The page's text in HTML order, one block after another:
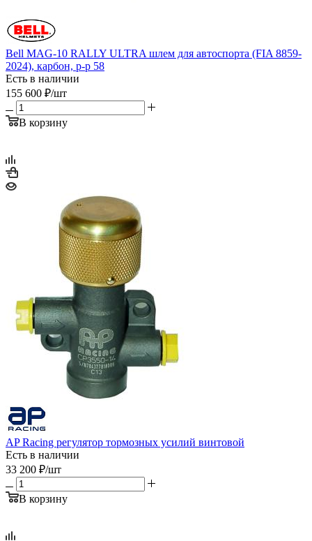
Bell MAG-10 RALLY ULTRA шлем для автоспорта (FIA 8859-
2024), карбон, р-р 58
Есть в наличии
155 600 ₽/шт
В корзину
AP Racing регулятор тормозных усилий винтовой
Есть в наличии
33 200 ₽/шт
В корзину